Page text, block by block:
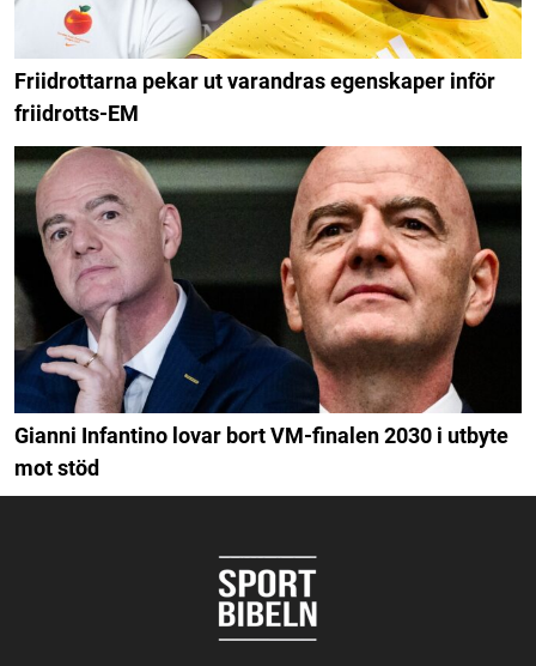
Friidrottarna pekar ut varandras egenskaper inför
friidrotts-EM
Gianni Infantino lovar bort VM-finalen 2030 i utbyte
mot stöd